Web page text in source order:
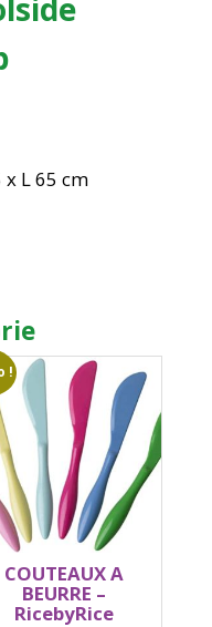
x L 65 cm
!
COUTEAUX A
BEURRE –
RicebyRice